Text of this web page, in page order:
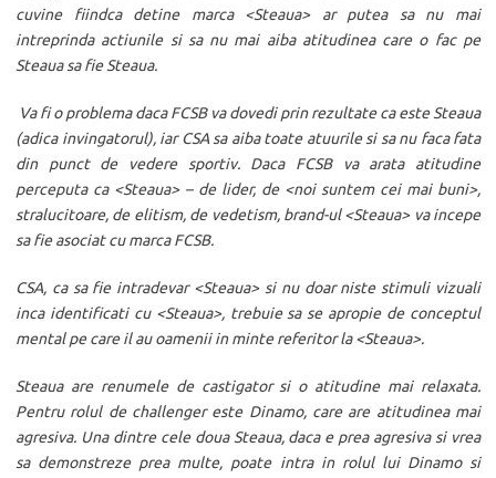
cuvine fiindca detine marca <Steaua> ar putea sa nu mai
intreprinda actiunile si sa nu mai aiba atitudinea care o fac pe
Steaua sa fie Steaua.
Va fi o problema daca FCSB va dovedi prin rezultate ca este Steaua
(adica invingatorul), iar CSA sa aiba toate atuurile si sa nu faca fata
din punct de vedere sportiv. Daca FCSB va arata atitudine
perceputa ca <Steaua> – de lider, de <noi suntem cei mai buni>,
stralucitoare, de elitism, de vedetism, brand-ul <Steaua> va incepe
sa fie asociat cu marca FCSB.
CSA, ca sa fie intradevar <Steaua> si nu doar niste stimuli vizuali
inca identificati cu <Steaua>, trebuie sa se apropie de conceptul
mental pe care il au oamenii in minte referitor la <Steaua>.
Steaua are renumele de castigator si o atitudine mai relaxata.
Pentru rolul de challenger este Dinamo, care are atitudinea mai
agresiva. Una dintre cele doua Steaua, daca e prea agresiva si vrea
sa demonstreze prea multe, poate intra in rolul lui Dinamo si